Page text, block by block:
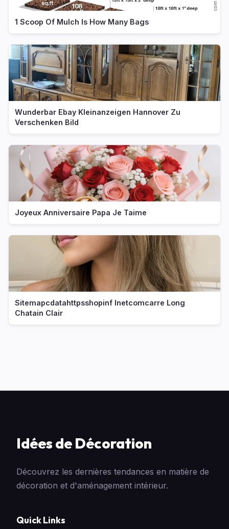
1 Scoop Of Mulch Is How Many Bags
Wunderbar Ebay Kleinanzeigen Hannover Zu
Verschenken Bild
Joyeux Anniversaire Papa Je Taime
Sitemapcdatahttpsshopinf Inetcomcarre Long
Chatain Clair
Idées de Décoration
Découvrez les dernières tendances en matière de
décoration et d'aménagement intérieur.
Quick Links